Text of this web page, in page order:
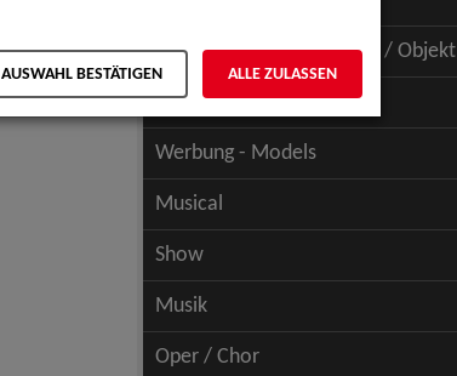
Schauspiel - Figur / Puppe / Objekt
Werbung - Talents
Werbung - Models
Musical
Show
Musik
Oper / Chor
AUSWAHL BESTÄTIGEN ALLE ZULASSEN